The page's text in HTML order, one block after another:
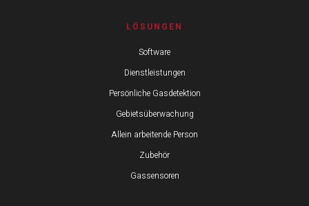
LÖSUNGEN
Software
Dienstleistungen
Persönliche Gasdetektion
Gebietsüberwachung
Allein arbeitende Person
Zubehör
Gassensoren